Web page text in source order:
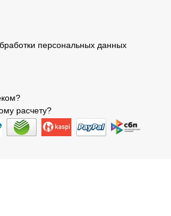
персональных данных
расчету?